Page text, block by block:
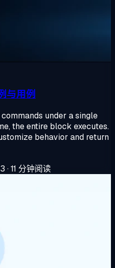
与用例
under a single
the entire block executes.
behavior and return
·11 分钟阅读